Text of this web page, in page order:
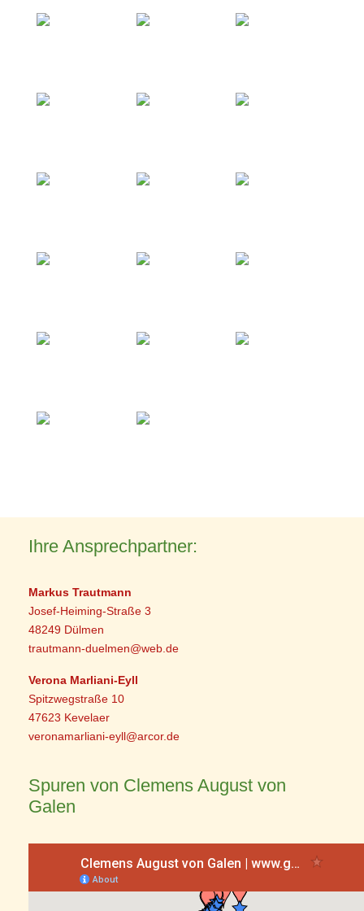
Ihre Ansprechpartner:
Markus Trautmann
Josef-Heiming-Straße 3
48249 Dülmen
trautmann-duelmen@web.de
Verona Marliani-Eyll
Spitzwegstraße 10
47623 Kevelaer
veronamarliani-eyll@arcor.de
Spuren von Clemens August von
Galen